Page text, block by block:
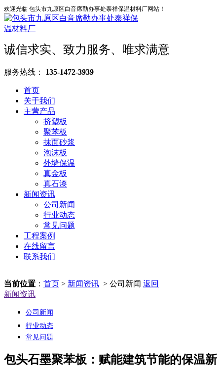
欢迎光临 包头市九原区白音席勒办事处泰祥保温材料厂网站！
诚信求实、致力服务、唯求满意
服务热线： 135-1472-3939
首页
关于我们
主营产品
挤塑板
聚苯板
抹面砂浆
泡沫板
外墙保温
真金板
真石漆
新闻资讯
公司新闻
行业动态
常见问题
工程案例
在线留言
联系我们
当前位置 ： 首页 > 新闻资讯 > 公司新闻 返回
新闻资讯
公司新闻
行业动态
常见问题
包头石墨聚苯板：赋能建筑节能的保温新